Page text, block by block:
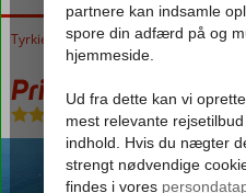
Forside
Tyrkiet Ægæiske kyst Marmaris
Prime Beach Hotel
Ultra All Inclusive-